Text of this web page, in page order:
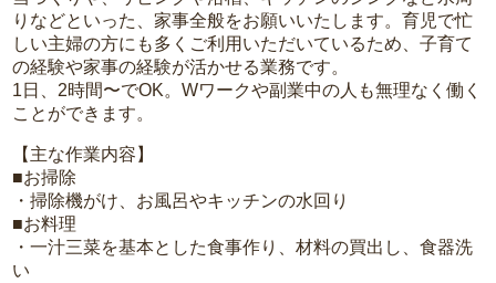
りなどといった、家事全般をお願いいたします。育児で忙
しい主婦の方にも多くご利用いただいているため、子育て
の経験や家事の経験が活かせる業務です。
1日、2時間〜でOK。Wワークや副業中の人も無理なく働く
ことができます。
【主な作業内容】
■お掃除
・掃除機がけ、お風呂やキッチンの水回り
■お料理
・一汁三菜を基本とした食事作り、材料の買出し、食器洗
い